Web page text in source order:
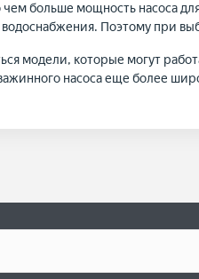
чем больше мощность насоса
Поэтому при
модели, которые могут
насоса еще более